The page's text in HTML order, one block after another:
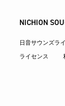
NICHION
日音サウンズラ
ライセンス